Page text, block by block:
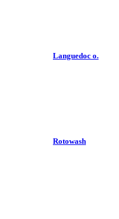
Languedoc o.
Rotowash